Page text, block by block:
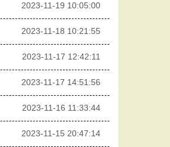
2023-11-19 10:05:00
2023-11-18 10:21:55
2023-11-17 12:42:11
2023-11-17 14:51:56
2023-11-16 11:33:44
2023-11-15 20:47:14